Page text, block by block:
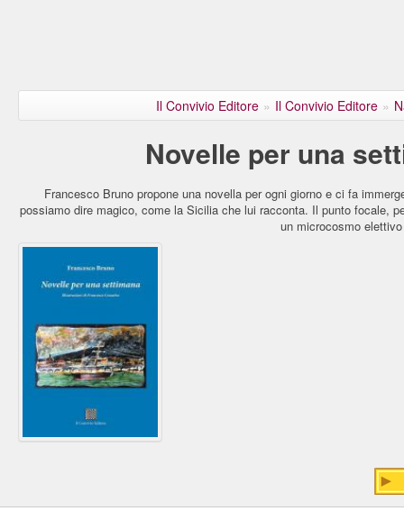
Il Convivio Editore » Il Convivio Editore »
Novelle per una
Francesco Bruno propone una novella per ogni giorno e ci fa
possiamo dire magico, come la Sicilia che lui racconta. Il punto focale,
un microcosmo